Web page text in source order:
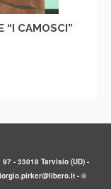
“I CAMOSCI”
97 - 33018 Tarvisio (UD) -
- ©